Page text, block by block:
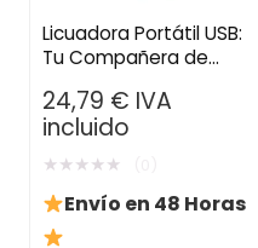
Licuadora Portátil USB:
Tu Compañera de
Zumos Frescos
24,79 € IVA
incluido
★★★★★
Envío en 48 Horas